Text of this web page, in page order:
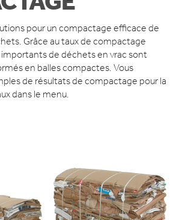
ALIMENTAIRE
pour un compactage efficace de
Grâce au taux de compactage
de déchets en vrac sont
en balles compactes. Vous
de résultats de compactage pour la
dans le menu.